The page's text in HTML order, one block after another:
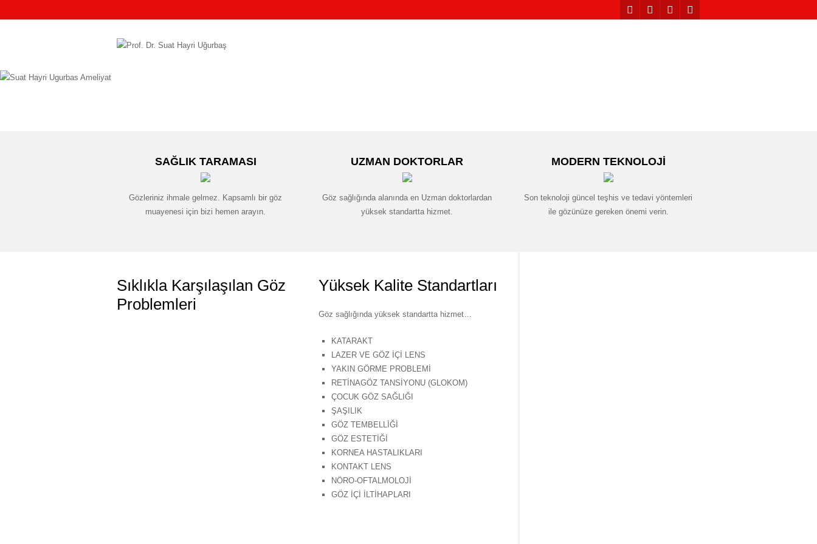
SAĞLIK TARAMASI
Gözleriniz ihmale gelmez. Kapsamlı bir göz
muayenesi için bizi hemen arayın.
UZMAN DOKTORLAR
Göz sağlığında alanında en Uzman doktorlardan
yüksek standartta hizmet.
MODERN TEKNOLOJI
Son teknoloji güncel teşhis ve tedavi yöntemleri
ile gözünüze gereken önemi verin.
Sıklıkla Karşılaşılan Göz
Problemleri
Yüksek Kalite Standartları
Göz sağlığında yüksek standartta hizmet…
KATARAKT
LAZER VE GÖZ İÇİ LENS
YAKIN GÖRME PROBLEMİ
RETİNAGÖZ TANSİYONU (GLOKOM)
ÇOCUK GÖZ SAĞLIĞI
ŞAŞILIK
GÖZ TEMBELLİĞİ
GÖZ ESTETİĞİ
KORNEA HASTALIKLARI
KONTAKT LENS
NÖRO-OFTALMOLOJİ
GÖZ İÇİ İLTİHAPLARI